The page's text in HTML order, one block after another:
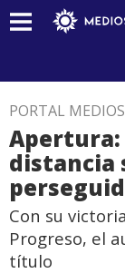
PORTAL
Apertura:
distancia
Con su
Progreso, el
título